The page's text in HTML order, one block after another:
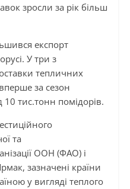
зросли за рік більш
експорт
У три з
тепличних
за сезон
10 тис.тонн помідорів.
та
ООН (ФАО) і
зазначені країни
у вигляді теплого